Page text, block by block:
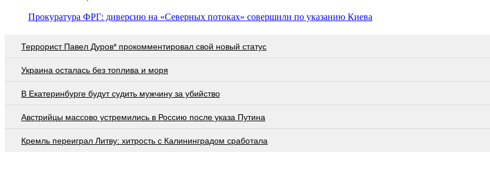
Прокуратура ФРГ: диверсию на «Северных потоках» совершили по указанию Киева
Террорист Павел Дуров* прокомментировал свой новый статус
Украина осталась без топлива и моря
В Екатеринбурге будут судить мужчину за убийство
Австрийцы массово устремились в Россию после указа Путина
Кремль переиграл Литву: хитрость с Калининградом сработала